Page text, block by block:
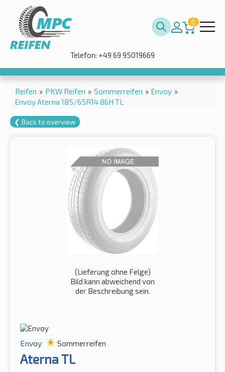
0
Telefon: +49 69 95019669
Reifen » PKW Reifen » Sommerreifen » Envoy »
Envoy Aterna 185/65R14 86H TL
❮ Back to overview
(Lieferung ohne Felge)
Bild kann abweichend von
der Beschreibung sein.
Envoy Sommerreifen
Aterna TL